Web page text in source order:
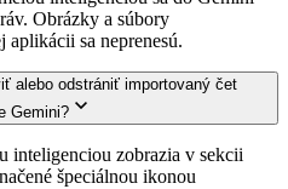
Obrázky a súbory
aplikácii sa neprenesú.
alebo odstrániť importovaný čet
Gemini?
inteligenciou zobrazia v sekcii
špeciálnou ikonou